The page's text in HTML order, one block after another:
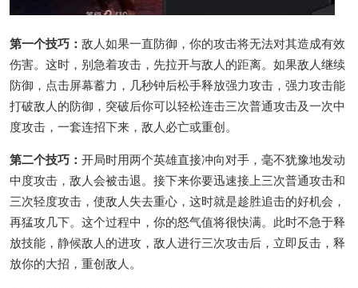
第一个技巧： 敌人如果一直防御，你的攻击将无法对其造成有效
伤害。这时，别急着攻击，先拉开与敌人的距离。如果敌人继续
防御，点击屏幕蓄力，几秒钟后松手释放强力攻击，强力攻击能
打破敌人的防御，突破后你可以轻松连击三次普通攻击及一次中
度攻击，一套连招下来，敌人必亡或重创。
第二个技巧： 开局时用两个英雄直接冲向对手，毫不犹豫地发动
中度攻击，敌人会被击退。接下来你要迅速接上三次普通攻击和
三次轻度攻击，使敌人失去重心，这时就是趁胜追击的好机会，
再猛攻几下。这个过程中，你的怒气值将很快满。此时不急于释
放技能，静候敌人的进攻，敌人进行三次攻击后，立即反击，释
放你的大招，重创敌人。